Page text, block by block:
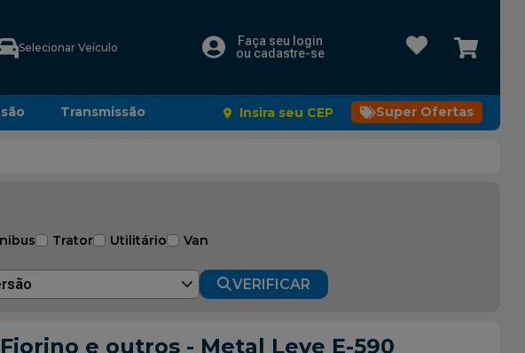
Selecionar Veículo
Faça seu login
ou cadastre-se
Transmissão Insira seu CEP Super Ofertas
Trator Utilitário Van
VERIFICAR
e outros - Metal Leve E-590